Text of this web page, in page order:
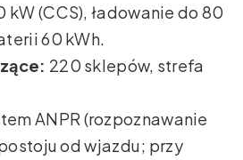
kW (CCS), ładowanie do 80
60 kWh.
220 sklepów, strefa
ANPR (rozpoznawanie
od wjazdu; przy